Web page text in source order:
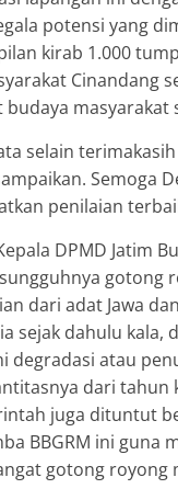
potensi yang
kirab 1.000
Cinandang
budaya masyarakat
selain
Semoga
penilaian
DPMD Jatim
gotong
dari adat Jawa
sejak dahulu kala,
degradasi atau
dari tahun
juga dituntut
BBGRM ini guna
gotong royong